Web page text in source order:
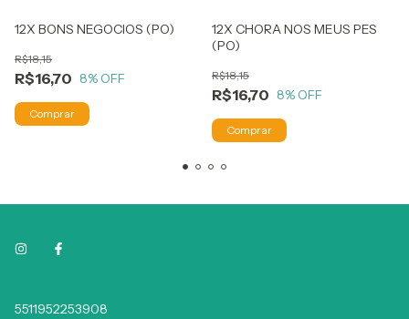
12X BONS NEGOCIOS (PO)
R$16,70
R$18,15
8% OFF
12X CHORA NOS MEUS PES
(PO)
R$16,70
R$18,15
8% OFF
5511952253908